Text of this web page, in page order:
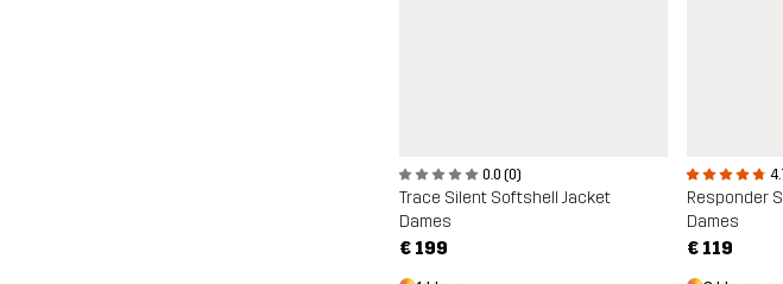
0.0 (0)
Trace Silent Softshell Jacket
Dames
€ 199
Responder
Dames
€ 119